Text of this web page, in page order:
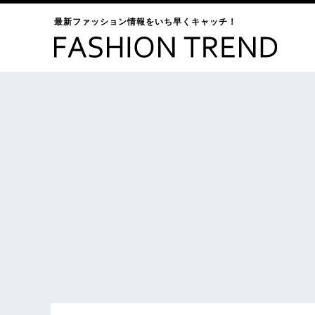
最新ファッション情報をいち早くキャッチ！